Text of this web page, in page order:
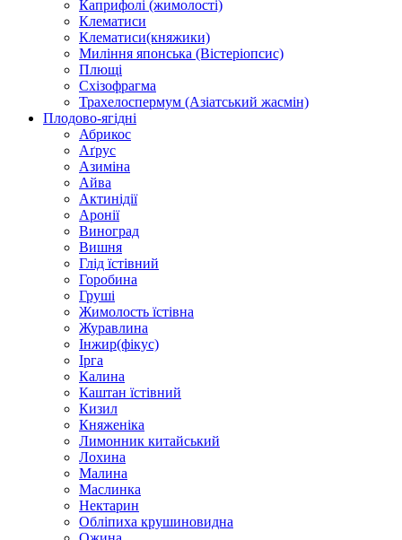
Каприфолі (жимолості)
Клематиси
Клематиси(княжики)
Миління японська (Вістеріопсис)
Плющі
Схізофрагма
Трахелоспермум (Азіатський жасмін)
Плодово-ягідні
Абрикос
Аґрус
Азиміна
Айва
Актинідії
Аронії
Виноград
Вишня
Глід їстівний
Горобина
Груші
Жимолость їстівна
Журавлина
Інжир(фікус)
Ірга
Калина
Каштан їстівний
Кизил
Княженіка
Лимонник китайський
Лохина
Малина
Маслинка
Нектарин
Обліпиха крушиновидна